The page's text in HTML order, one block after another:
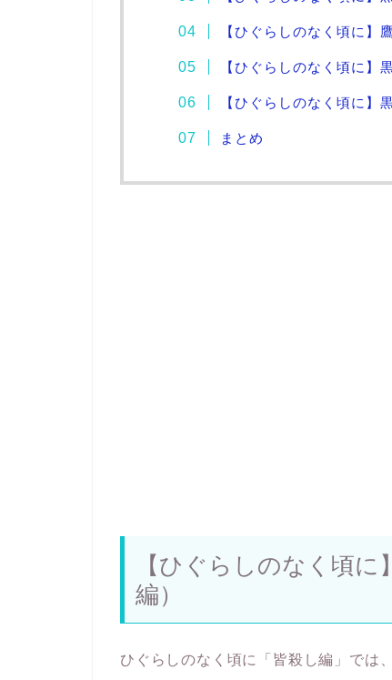
【ひぐらしのなく頃に】
【ひぐらしのなく頃に】
【ひぐらしのなく頃に】
まとめ
【ひぐらしのなく頃
編）
ひぐらしのなく頃に「皆殺し編」では